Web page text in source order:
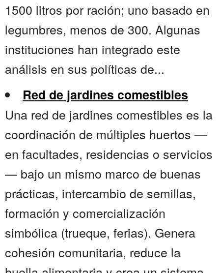
1500 litros por ración; uno basado en
legumbres, menos de 300. Algunas
instituciones han integrado este
análisis en sus políticas de...
Red de jardines comestibles
Una red de jardines comestibles es la
coordinación de múltiples huertos —
en facultades, residencias o servicios
— bajo un mismo marco de buenas
prácticas, intercambio de semillas,
formación y comercialización
simbólica (trueque, ferias). Genera
cohesión comunitaria, reduce la